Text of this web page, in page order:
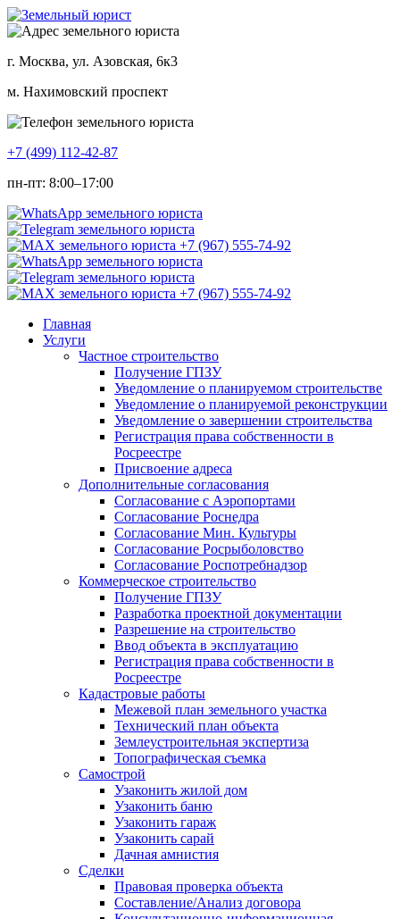
г. Москва, ул. Азовская, 6к3
м. Нахимовский проспект
+7 (499) 112-42-87
пн-пт: 8:00–17:00
Главная
Услуги
Частное строительство
Получение ГПЗУ
Уведомление о планируемом строительстве
Уведомление о планируемой реконструкции
Уведомление о завершении строительства
Регистрация права собственности в
Росреестре
Присвоение адреса
Дополнительные согласования
Согласование с Аэропортами
Согласование Роснедра
Согласование Мин. Культуры
Согласование Росрыболовство
Согласование Роспотребнадзор
Коммерческое строительство
Получение ГПЗУ
Разработка проектной документации
Разрешение на строительство
Ввод объекта в эксплуатацию
Регистрация права собственности в
Росреестре
Кадастровые работы
Межевой план земельного участка
Технический план объекта
Землеустроительная экспертиза
Топографическая съемка
Самострой
Узаконить жилой дом
Узаконить баню
Узаконить гараж
Узаконить сарай
Дачная амнистия
Сделки
Правовая проверка объекта
Составление/Анализ договора